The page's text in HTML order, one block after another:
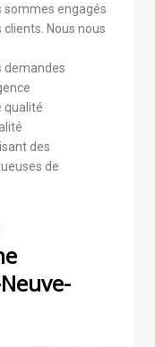
sommes engagés
Nous nous
demandes
qualité
des
de